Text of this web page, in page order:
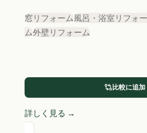
窓リフォーム風呂・浴室リフォ
ム外壁リフォーム
比較に追加
詳しく見る →